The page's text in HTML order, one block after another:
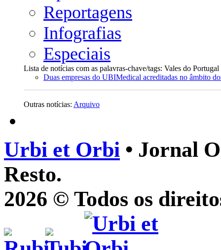
Reportagens
Infografias
Especiais
Lista de notícias com as palavras-chave/tags: Vales do
Duas empresas do UBIMedical acreditadas no âmbito
Outras notícias: Arquivo
Urbi et Orbi • Jornal
Resto.
2026 © Todos os